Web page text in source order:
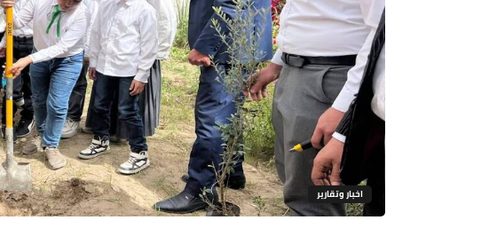
اخبار وتقارير